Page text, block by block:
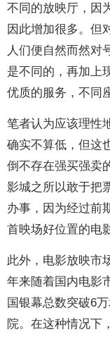
不同的放映厅，因
因此增加很多。但
人们便自然而然对
是不同的，再加上
优质的服务，不同
笔者认为应该理性
确实不算低，但这
倒不存在强买强卖
影城之所以敢于把
办事，因为经过前
首映场好位置的电
此外，电影放映市
年来随着国内电影
国银幕总数突破6
院。在这种情况下